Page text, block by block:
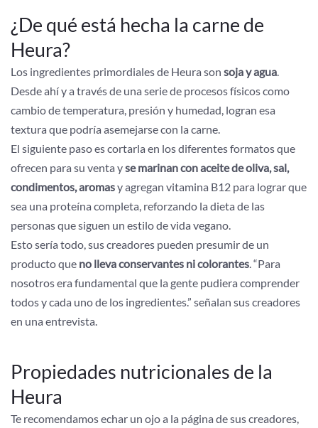
¿De qué está hecha la carne de
Heura?
Los ingredientes primordiales de Heura son soja y agua
Desde ahí y a través de una serie de procesos físicos como
cambio de temperatura, presión y humedad, logran esa
textura que podría asemejarse con la carne.
El siguiente paso es cortarla en los diferentes formatos que
ofrecen para su venta yse marinan con aceite de oliva, sal,
condimentos, aromasy agregan vitamina B12 para lograr que
sea una proteína completa, reforzando la dieta de las
personas que siguen un estilo de vida vegano.
Esto sería todo, sus creadores pueden presumir de un
producto que no lleva conservantes ni colorantes . “Para
nosotros era fundamental que la gente pudiera comprender
todos y cada uno de los ingredientes.” señalan sus creadores
en una entrevista.
Propiedades nutricionales de la
Heura
Te recomendamos echar un ojo a la página de sus creadores,